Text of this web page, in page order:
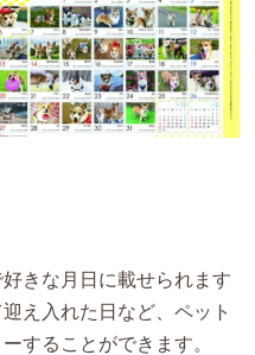
きな月日に載せられます
え入れた日など、ペット
することができます。